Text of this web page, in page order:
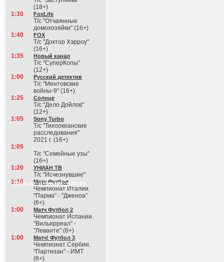
(18+)
1:30
FoxLife
Т/с "Отчаянные
домохозяйки" (16+)
1:40
FOX
Т/с "Доктор Хэрроу"
(16+)
1:35
Новый канал
Т/с "СуперКопы"
(12+)
1:00
Русский детектив
Т/с "Ментовские
войны-9" (16+)
1:25
Солнце
Т/с "Дело Дойлов"
(12+)
1:05
Sony Turbo
Т/с "Тихоокеанские
расследования"
2021 г. (16+)
1:05
Т/с "Семейные узы"
(16+)
1:20
УНИАН ТВ
Т/с "Исчезнувшие"
СЕЙЧАС В ЭФИРЕ: СПОРТ
1:10 Матч Футбол
Чемпионат Италии.
"Парма" - "Дженоа"
(6+)
1:00
Матч Футбол 2
Чемпионат Испании.
"Вильярреал" -
"Леванте" (6+)
1:00
Матч! Футбол 3
Чемпионат Сербии.
"Партизан" - ИМТ
(6+)